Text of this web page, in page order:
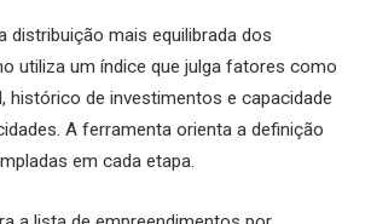
distribuição mais equilibrada dos
utiliza um índice que julga fatores como
histórico de investimentos e capacidade
A ferramenta orienta a definição
em cada etapa.